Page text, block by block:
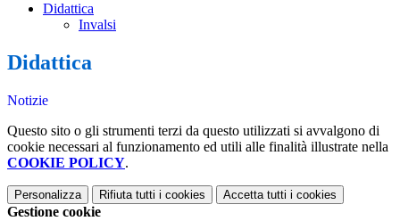
Didattica
Invalsi
Didattica
Notizie
Questo sito o gli strumenti terzi da questo utilizzati si avvalgono di
cookie necessari al funzionamento ed utili alle finalità illustrate nella
COOKIE POLICY.
Personalizza Rifiuta tutti i cookies Accetta tutti i cookies
Gestione cookie